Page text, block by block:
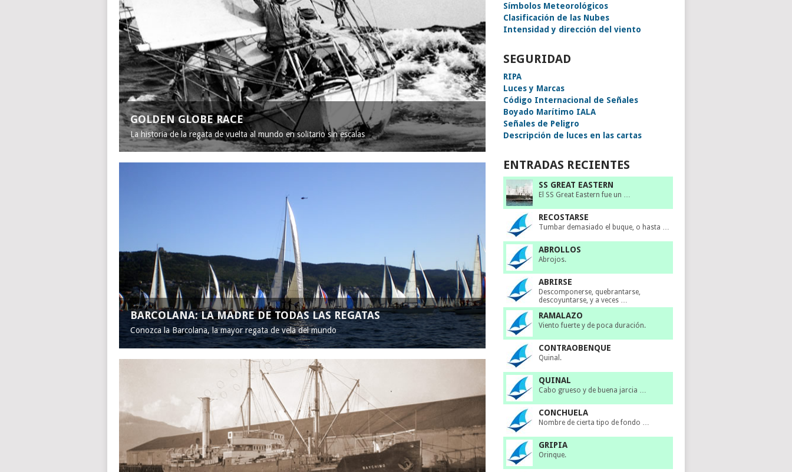
GOLDEN GLOBE RACE
La historia de la regata de vuelta al mundo en solitario sin escalas
BARCOLANA: LA MADRE DE TODAS LAS REGATAS
Conozca la Barcolana, la mayor regata de vela del mundo
Símbolos Meteorológicos
Clasificación de las Nubes
Intensidad y dirección del viento
SEGURIDAD
RIPA
Luces y Marcas
Código Internacional de Señales
Boyado Marítimo IALA
Señales de Peligro
Descripción de luces en las cartas
ENTRADAS RECIENTES
SS GREAT EASTERN
El SS Great Eastern fue un …
RECOSTARSE
Tumbar demasiado el buque, o hasta …
ABROLLOS
Abrojos.
ABRIRSE
Descomponerse, quebrantarse,
descoyuntarse, y a veces …
RAMALAZO
Viento fuerte y de poca duración.
CONTRAOBENQUE
Quinal.
QUINAL
Cabo grueso y de buena jarcia …
CONCHUELA
Nombre de cierta tipo de fondo …
GRIPIA
Orinque.